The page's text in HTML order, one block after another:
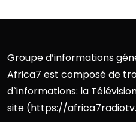
Groupe d’informations
Africa7 est composé de
d`informations: la
site (https://